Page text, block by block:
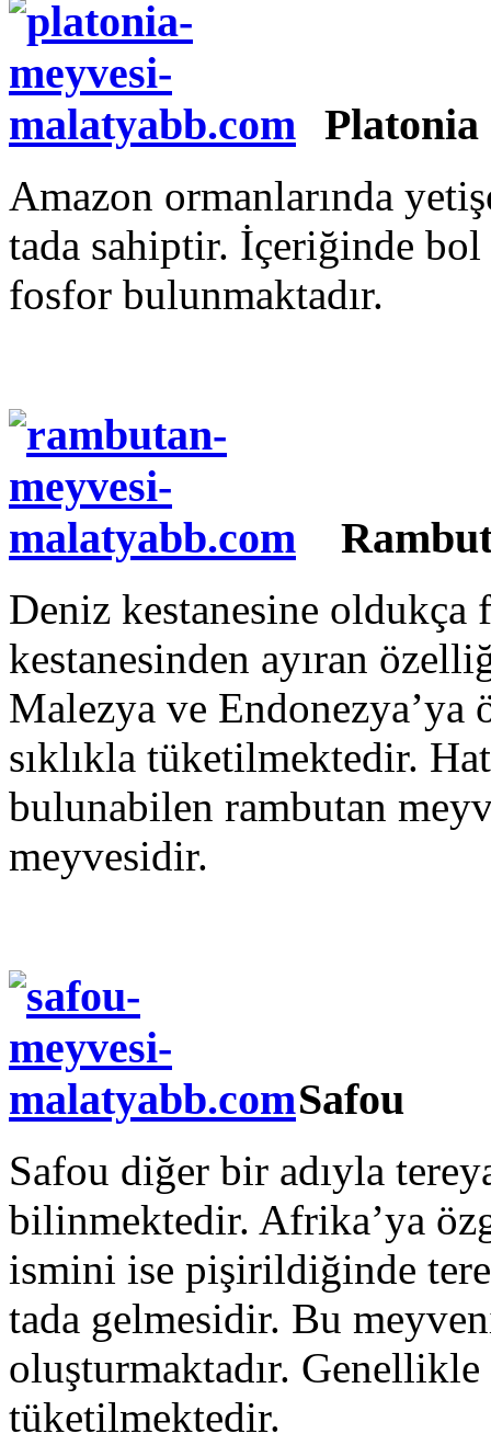
Platonia
Amazon ormanlarında
tada sahiptir. İçeriğinde
fosfor bulunmaktadır.
Deniz kestanesine oldukça
kestanesinden ayıran
Malezya ve
sıklıkla tüketilmektedir.
bulunabilen rambutan
meyvesidir.
Safou
Safou diğer bir adıyla
bilinmektedir. Afrika’ya
ismini ise pişirildiğinde
tada gelmesidir. Bu
oluşturmaktadır.
tüketilmektedir.